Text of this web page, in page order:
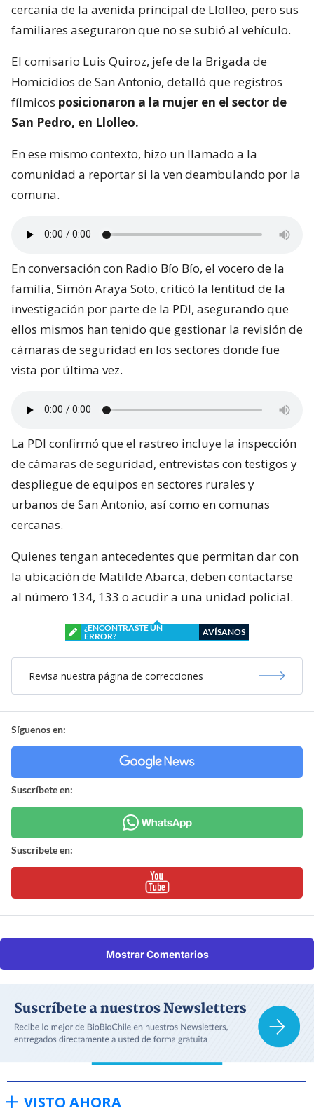
cercanía de la avenida principal de Llolleo, pero sus
familiares aseguraron que no se subió al vehículo.
El comisario Luis Quiroz, jefe de la Brigada de
Homicidios de San Antonio, detalló que registros
fílmicos posicionaron a la mujer en el sector de
San Pedro, en Llolleo.
En ese mismo contexto, hizo un llamado a la
comunidad a reportar si la ven deambulando por la
comuna.
En conversación con Radio Bío Bío, el vocero de la
familia, Simón Araya Soto, criticó la lentitud de la
investigación por parte de la PDI, asegurando que
ellos mismos han tenido que gestionar la revisión de
cámaras de seguridad en los sectores donde fue
vista por última vez.
La PDI confirmó que el rastreo incluye la inspección
de cámaras de seguridad, entrevistas con testigos y
despliegue de equipos en sectores rurales y
urbanos de San Antonio, así como en comunas
cercanas.
Quienes tengan antecedentes que permitan dar con
la ubicación de Matilde Abarca, deben contactarse
al número 134, 133 o acudir a una unidad policial.
¿ENCONTRASTE UN
ERROR?
AVÍSANOS
Revisa nuestra página de correcciones
Síguenos en:
Suscríbete en:
Suscríbete en:
Mostrar Comentarios
VISTO AHORA